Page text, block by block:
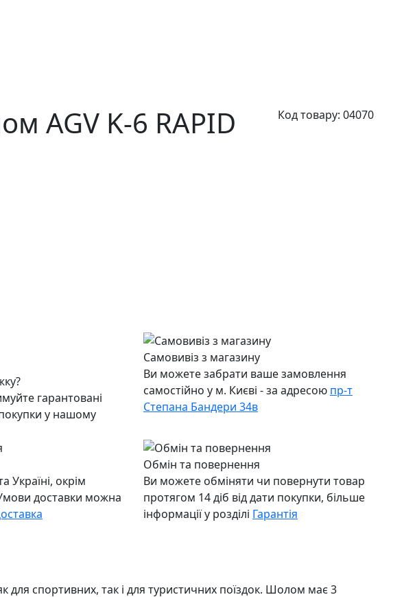
AGV K-6 RAPID
Код товару: 04070
гарантовані
у нашому
Самовивіз з магазину
Ви можете забрати ваше замовлення
самостійно у м. Києві - за адресою пр-т
Степана Бандери 34в
Україні, окрім
доставки можна
Обмін та повернення
Ви можете обміняти чи повернути товар
протягом 14 діб від дати покупки, більше
інформації у розділі Гарантія
для спортивних, так і для туристичних поїздок. Шолом має 3